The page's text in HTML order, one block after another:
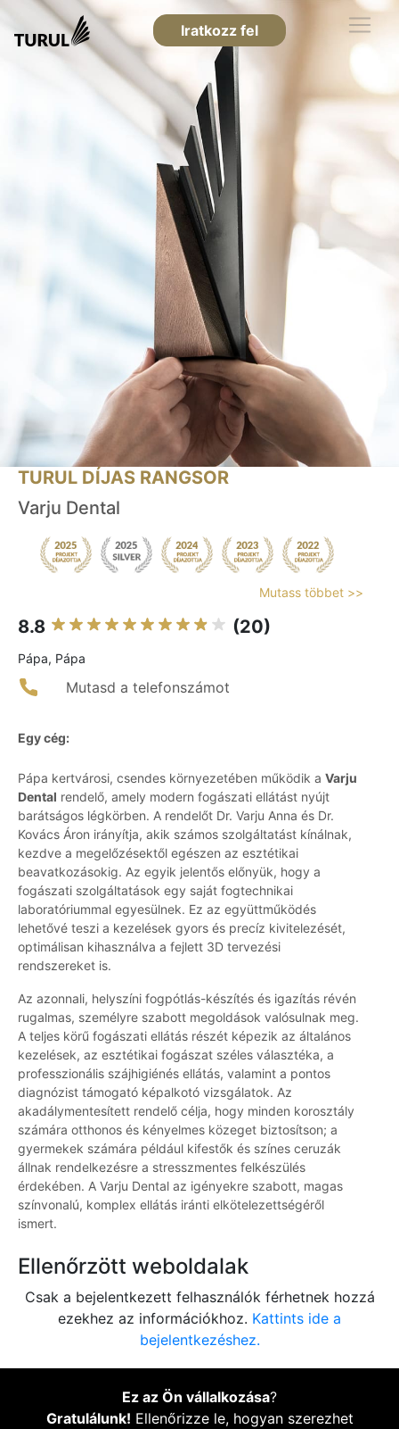
Iratkozz fel
TURUL DÍJAS RANGSOR
Varju Dental
Mutass többet >>
8.8 (20)
Pápa, Pápa
Mutasd a telefonszámot
Egy cég:
Pápa kertvárosi, csendes környezetében működik a Varju
Dental rendelő, amely modern fogászati ellátást nyújt
barátságos légkörben. A rendelőt Dr. Varju Anna és Dr.
Kovács Áron irányítja, akik számos szolgáltatást kínálnak,
kezdve a megelőzésektől egészen az esztétikai
beavatkozásokig. Az egyik jelentős előnyük, hogy a
fogászati szolgáltatások egy saját fogtechnikai
laboratóriummal egyesülnek. Ez az együttműködés
lehetővé teszi a kezelések gyors és precíz kivitelezését,
optimálisan kihasználva a fejlett 3D tervezési
rendszereket is.
Az azonnali, helyszíni fogpótlás-készítés és igazítás révén
rugalmas, személyre szabott megoldások valósulnak meg.
A teljes körű fogászati ellátás részét képezik az általános
kezelések, az esztétikai fogászat széles választéka, a
professzionális szájhigiénés ellátás, valamint a pontos
diagnózist támogató képalkotó vizsgálatok. Az
akadálymentesített rendelő célja, hogy minden korosztály
számára otthonos és kényelmes közeget biztosítson; a
gyermekek számára például kifestők és színes ceruzák
állnak rendelkezésre a stresszmentes felkészülés
érdekében. A Varju Dental az igényekre szabott, magas
színvonalú, komplex ellátás iránti elkötelezettségéről
ismert.
Ellenőrzött weboldalak
Csak a bejelentkezett felhasználók férhetnek hozzá
ezekhez az információkhoz. Kattints ide a
bejelentkezéshez.
Ez az Ön vállalkozása?
Gratulálunk! Ellenőrizze le, hogyan szerezhet